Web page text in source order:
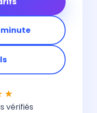
minute
vérifiés